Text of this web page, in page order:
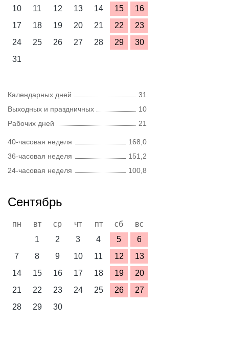
10
11 12 13 14 15
16
17
18 19 20 21 22
23
24
25 26 27 28 29
30
31
Календарных дней
31
Выходных и праздничных
10
Рабочих дней
21
40-часовая неделя
168,0
36-часовая неделя
151,2
24-часовая неделя
100,8
Сентябрь
пн вт ср чт пт сб
вс
1
2 3 4 5
6
7
8 9 10 11 12
13
14
15 16 17 18 19
20
21
22 23 24 25 26
27
28
29 30